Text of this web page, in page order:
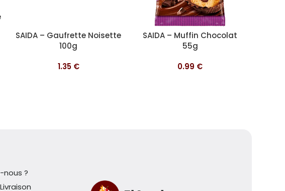
Ajouter au panier
SAIDA – Gaufrette Noisette
100g
1.35 €
Ajouter au panier
SAIDA – Muffin Chocolat
55g
0.99 €
nous ?